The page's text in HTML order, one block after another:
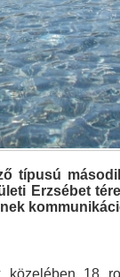
típusú
Erzsébet
18